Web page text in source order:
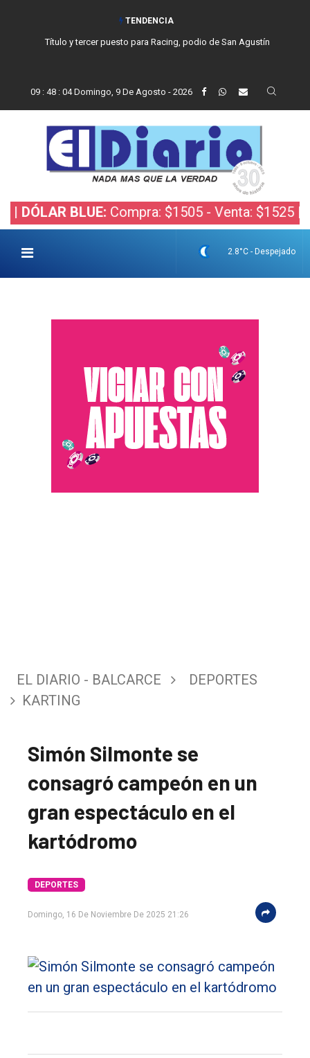
TENDENCIA
Título y tercer puesto para Racing, podio de San Agustín
09 : 48 : 05 Domingo, 9 De Agosto - 2026
BLUE:Compra: $1505 - Venta: $1525 | DÓLAR
2.8°C - Despejado
EL DIARIO - BALCARCE
DEPORTES
KARTING
Simón Silmonte se
consagró campeón en un
gran espectáculo en el
kartódromo
DEPORTES
Domingo, 16 De Noviembre De 2025 21:26